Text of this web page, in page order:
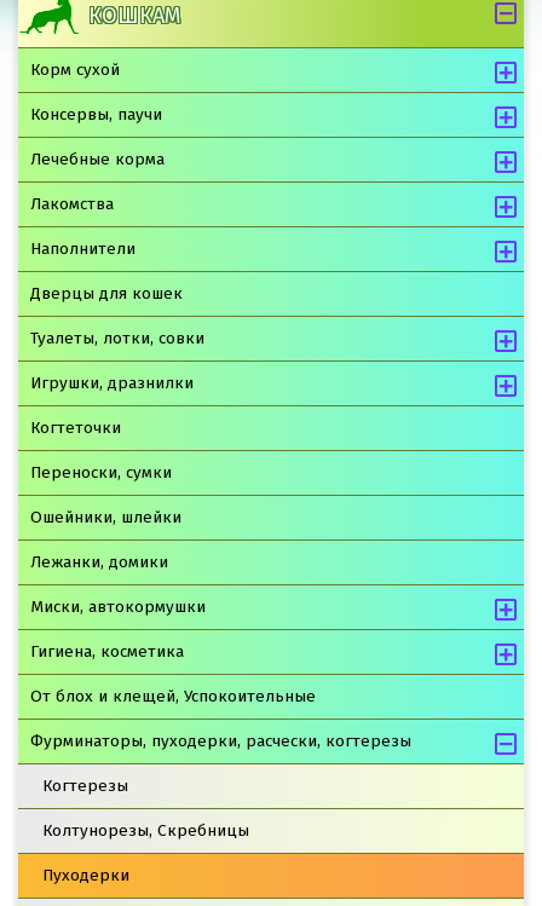
КОШКАМ
Корм сухой
Консервы, паучи
Лечебные корма
Лакомства
Наполнители
Дверцы для кошек
Туалеты, лотки, совки
Игрушки, дразнилки
Когтеточки
Переноски, сумки
Ошейники, шлейки
Лежанки, домики
Миски, автокормушки
Гигиена, косметика
От блох и клещей, Успокоительные
Фурминаторы, пуходерки, расчески, когтерезы
Когтерезы
Колтунорезы, Скребницы
Пуходерки